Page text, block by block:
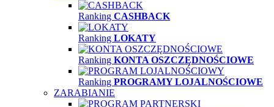
Ranking CASHBACK
Ranking LOKATY
Ranking KONTA OSZCZĘDNOŚCIOWE
Ranking PROGRAMY LOJALNOŚCIOWE
ZARABIANIE